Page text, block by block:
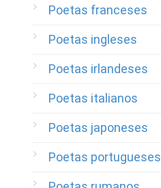
Poetas franceses
Poetas ingleses
Poetas irlandeses
Poetas italianos
Poetas japoneses
Poetas portugueses